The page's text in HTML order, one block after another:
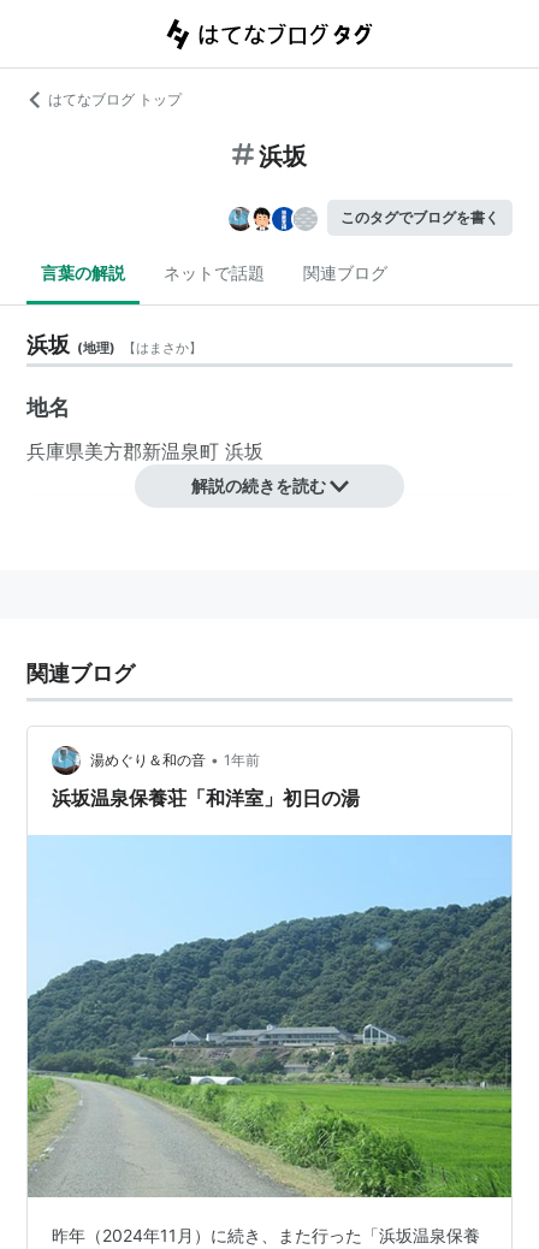
はてなブログ トップ
浜坂
このタグでブログを書く
言葉の解説 ネットで話題 関連ブログ
浜坂 (地理) 【はまさか】
地名
兵庫県美方郡新温泉町 浜坂
周辺から乗ってくると大抵は城崎温泉や香住が終
点でみんなそこら周辺で泊まったり蟹食べたりす
るので浜坂には観光客は少ないです。ちなみに、
城崎や香住から列車を乗り換えてそこから先は鈍
行列車で行けます。あと、香住の次の次の駅はあ
夏は海で遊べるしキャンプもできるし釣りもでき
ます。ちょっと山に登って涼んだり、川で遊んだ
りも楽しいですよ。
冬は荒波を立てた厳しい冬の日本海を見たり、ス
キーやスノボに暖かい温泉にうまい酒、おまけに
松葉蟹を食べてゆっくり過ごすのもいいかも！？
ちなみに名産は
松葉蟹、焼きちくわ、ホタルイカなどなどです。
興味を持ったら是非、浜坂へ来てね〜田舎で何も
ないけど、
解説の続きを読む
関連ブログ
湯めぐり＆和の音 • 1年前
浜坂温泉保養荘「和洋室」初日の湯
昨年（2024年11月）に続き、また行った「浜坂温泉保養